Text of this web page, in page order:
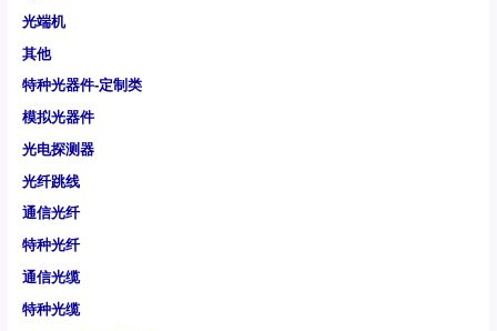
光端机
其他
特种光器件-定制类
模拟光器件
光电探测器
光纤跳线
通信光纤
特种光纤
通信光缆
特种光缆